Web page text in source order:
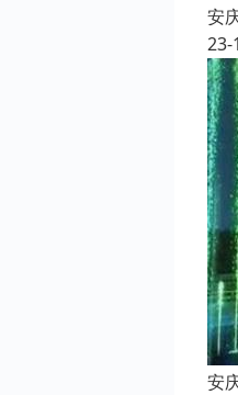
安
23-
安